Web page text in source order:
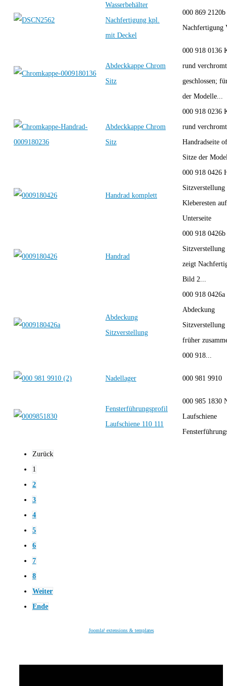
Wasserbehälter
Nachfertigung kpl.
mit Deckel
000 869 2120b
Nachfertigung
Abdeckkappe Chrom
Sitz
000 918 0136
rund verchromt
geschlossen;
der Modelle...
Abdeckkappe Chrom
Sitz
000 918 0236
rund verchromt
Handradseite
Sitze der
Handrad komplett
000 918 0426
Kleberesten auf
Unterseite
Handrad
000 918
zeigt
Bild 2...
Abdeckung
Sitzverstellung
000 918 0426a
Abdeckung
Sitzverstellung
früher
000 918...
Nadellager 000 981
Fensterführungsprofil
Laufschiene 110 111
000 985 1830
Laufschiene
Zurück
1
2
3
4
5
6
7
8
Weiter
Ende
Joomla! extensions & templates